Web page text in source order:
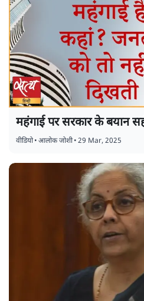
महंगाई पर सरकार के बयान
वीडियो•आलोक जोशी•29 Mar, 2025